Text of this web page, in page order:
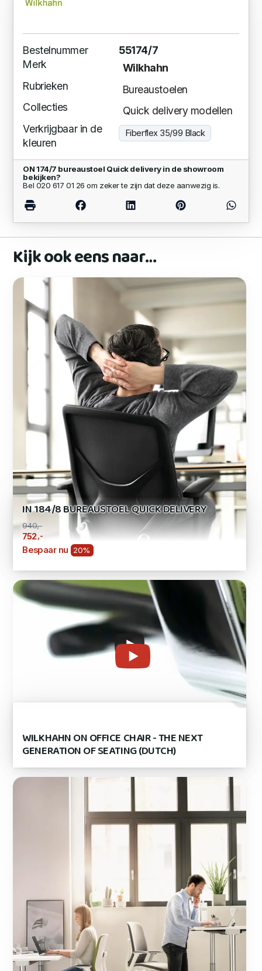
Bestelnummer
55174/7
Merk
Wilkhahn
Rubrieken
Bureaustoelen
Collecties
Quick delivery modellen
Verkrijgbaar in de
kleuren
Fiberflex 35/99 Black
ON 174/7 bureaustoel Quick delivery in de showroom
bekijken?
Bel 020 617 01 26 om zeker te zijn dat deze aanwezig is.
Kijk ook eens naar…
IN 184/8 BUREAUSTOEL QUICK DELIVERY
940,-
752 ,-
Bespaar nu 20%
WILKHAHN ON OFFICE CHAIR - THE NEXT
GENERATION OF SEATING (DUTCH)